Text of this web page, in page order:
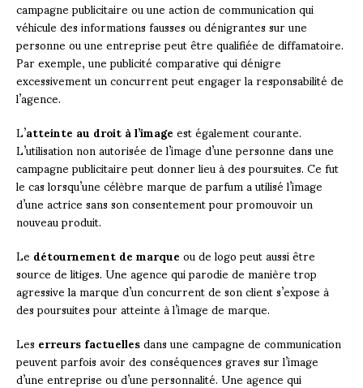
campagne publicitaire ou une action de communication qui
véhicule des informations fausses ou dénigrantes sur une
personne ou une entreprise peut être qualifiée de diffamatoire.
Par exemple, une publicité comparative qui dénigre
excessivement un concurrent peut engager la responsabilité de
l’agence.
L’atteinte au droit à l’imageest également courante.
L’utilisation non autorisée de l’image d’une personne dans une
campagne publicitaire peut donner lieu à des poursuites. Ce fut
le cas lorsqu’une célèbre marque de parfum a utilisé l’image
d’une actrice sans son consentement pour promouvoir un
nouveau produit.
Ledétournement de marqueou de logo peut aussi être
source de litiges. Une agence qui parodie de manière trop
agressive la marque d’un concurrent de son client s’expose à
des poursuites pour atteinte à l’image de marque.
Leserreurs factuellesdans une campagne de communication
peuvent parfois avoir des conséquences graves sur l’image
d’une entreprise ou d’une personnalité. Une agence qui